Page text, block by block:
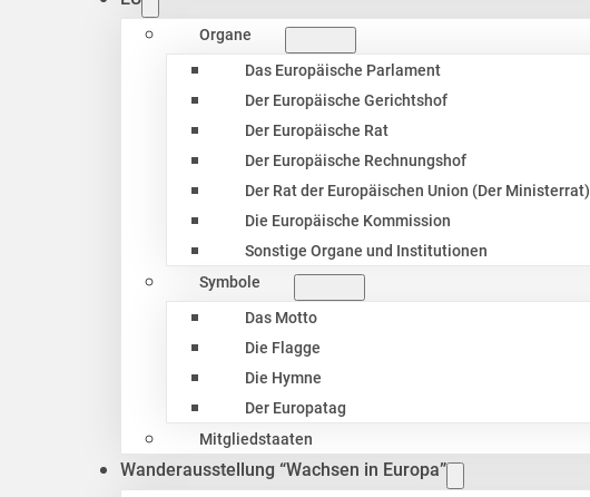
Organe
Das Europäische Parlament
Der Europäische Gerichtshof
Der Europäische Rat
Der Europäische Rechnungshof
Der Rat der Europäischen Union (Der Ministerrat)
Die Europäische Kommission
Sonstige Organe und Institutionen
Symbole
Das Motto
Die Flagge
Die Hymne
Der Europatag
Mitgliedstaaten
Wanderausstellung “Wachsen in Europa”